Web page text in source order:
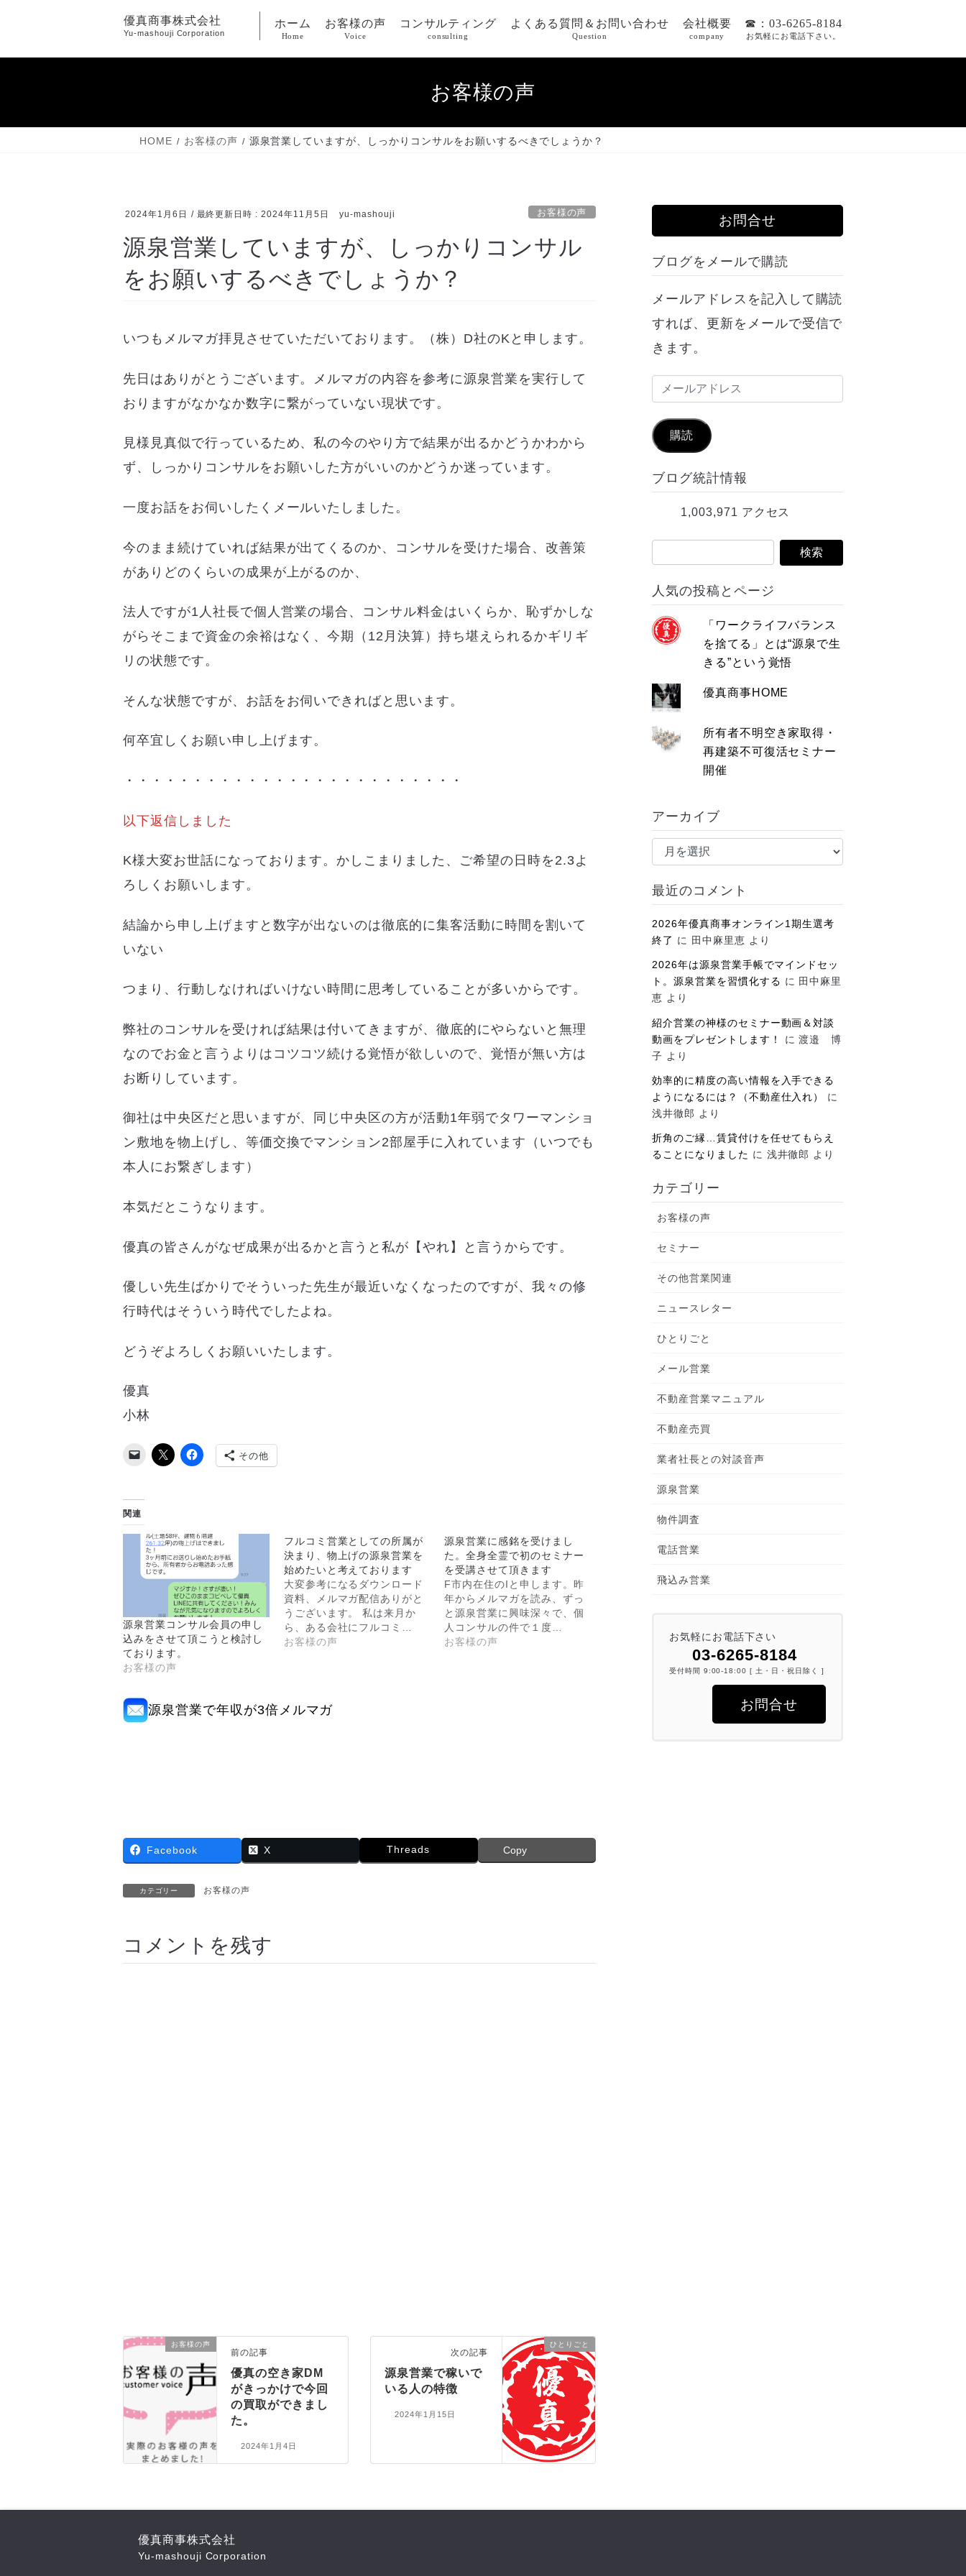
ン
キ
ー
に
優真商事株式会社
Yu-mashouji Corporation
ホーム
Home
お客様の声
Voice
コンサルティング
consulting
よくある質問＆お問い合わせ
Question
会社概要
company
☎：03-6265-8184
お気軽にお電話下さい。
お客様の声
HOME お客様の声 源泉営業していますが、しっかりコンサルをお願いするべきでしょうか？
2024年1月6日 / 最終更新日時 :2024年11月5日 yu-mashouji お客様の声
源泉営業していますが、しっかりコンサル
をお願いするべきでしょうか？
いつもメルマガ拝見させていただいております。（株）D社のKと申します。
先日はありがとうございます。メルマガの内容を参考に源泉営業を実行して
おりますがなかなか数字に繋がっていない現状です。
見様見真似で行っているため、私の今のやり方で結果が出るかどうかわから
ず、しっかりコンサルをお願いした方がいいのかどうか迷っています。
一度お話をお伺いしたくメールいたしました。
今のまま続けていれば結果が出てくるのか、コンサルを受けた場合、改善策
がありどのくらいの成果が上がるのか、
法人ですが1人社長で個人営業の場合、コンサル料金はいくらか、恥ずかしな
がらそこまで資金の余裕はなく、今期（12月決算）持ち堪えられるかギリギ
リの状態です。
そんな状態ですが、お話をお伺いできればと思います。
何卒宜しくお願い申し上げます。
・・・・・・・・・・・・・・・・・・・・・・・・・
以下返信しました
K様大変お世話になっております。かしこまりました、ご希望の日時を2.3よ
ろしくお願いします。
結論から申し上げますと数字が出ないのは徹底的に集客活動に時間を割いて
いない
つまり、行動しなければいけない時間に思考していることが多いからです。
弊社のコンサルを受ければ結果は付いてきますが、徹底的にやらないと無理
なのでお金と言うよりはコツコツ続ける覚悟が欲しいので、覚悟が無い方は
お断りしています。
御社は中央区だと思いますが、同じ中央区の方が活動1年弱でタワーマンショ
ン敷地を物上げし、等価交換でマンション2部屋手に入れています（いつでも
本人にお繋ぎします）
本気だとこうなります。
優真の皆さんがなぜ成果が出るかと言うと私が【やれ】と言うからです。
優しい先生ばかりでそういった先生が最近いなくなったのですが、我々の修
行時代はそういう時代でしたよね。
どうぞよろしくお願いいたします。
優真
小林
その他
関連
源泉営業コンサル会員の申し
込みをさせて頂こうと検討し
ております。
お客様の声
フルコミ営業としての所属が
決まり、物上げの源泉営業を
始めたいと考えております
大変参考になるダウンロード
資料、メルマガ配信ありがと
うございます。 私は来月か
ら、ある会社にフルコミ…
お客様の声
源泉営業に感銘を受けまし
た。全身全霊で初のセミナー
を受講させて頂きます
F市内在住のIと申します。昨
年からメルマガを読み、ずっ
と源泉営業に興味深々で、個
人コンサルの件で１度…
お客様の声
源泉営業で年収が3倍メルマガ
Facebook X Threads Copy
カテゴリー お客様の声
コメントを残す
お客様の声
前の記事
優真の空き家DM
がきっかけで今回
の買取ができまし
た。
2024年1月4日
ひとりごと
次の記事
源泉営業で稼いで
いる人の特徴
2024年1月15日
お問合せ
ブログをメールで購読
メールアドレスを記入して購読
すれば、更新をメールで受信で
きます。
ル
ド
購読
ブログ統計情報
1,003,971 アクセス
人気の投稿とページ
「ワークライフバランス
を捨てる」とは“源泉で生
きる”という覚悟
優真商事HOME
所有者不明空き家取得・
再建築不可復活セミナー
開催
アーカイブ
ア
イ
ブ
最近のコメント
2026年優真商事オンライン1期生選考
終了 に 田中麻里恵 より
2026年は源泉営業手帳でマインドセッ
ト。源泉営業を習慣化する に 田中麻里
恵 より
紹介営業の神様のセミナー動画＆対談
動画をプレゼントします！
に渡邉 博
子 より
効率的に精度の高い情報を入手できる
ようになるには？（不動産仕入れ）
に
浅井徹郎 より
折角のご縁…賃貸付けを任せてもらえ
ることになりました に 浅井徹郎 より
カテゴリー
お客様の声
セミナー
その他営業関連
ニュースレター
ひとりごと
メール営業
不動産営業マニュアル
不動産売買
業者社長との対談音声
源泉営業
物件調査
電話営業
飛込み営業
お気軽にお電話下さい
03-6265-8184
受付時間 9:00-18:00 [ 土・日・祝日除く ]
お問合せ
優真商事株式会社
Yu-mashouji Corporation